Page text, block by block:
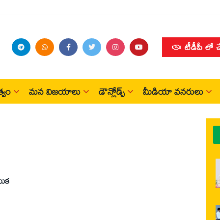
టీడీపీ లో
మన విజయాలు డౌన్లోడ్స్ మీడియా వనరులు